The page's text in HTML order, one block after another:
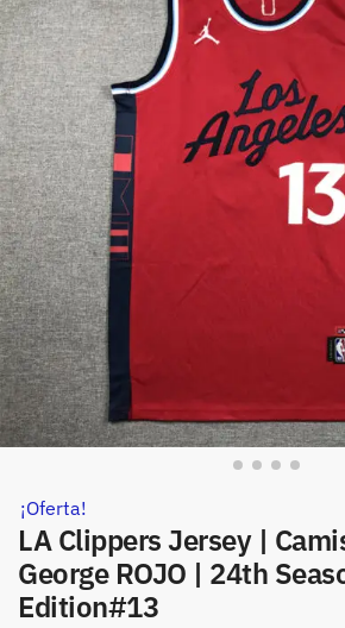
¡Oferta!
LA Clippers Jersey |
George ROJO | 24th
Edition#13